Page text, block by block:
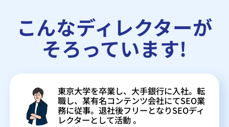
こんなディレクターが
そろっています!
東京大学を卒業し、大手銀行に入社。転
職し、某有名コンテンツ会社にてSEO業
務に従事。退社後フリーとなりSEOディ
レクターとして活動 。